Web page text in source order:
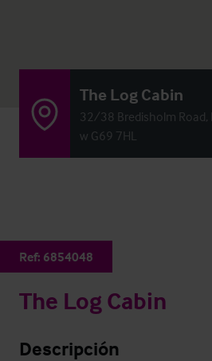
The Log Cabin
32/38 Bredisholm Road,
w G69 7HL
Ref: 6854048
The Log Cabin
Descripción